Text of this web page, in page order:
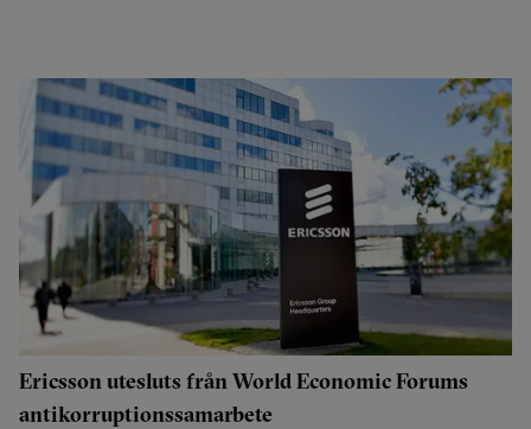
Ericsson utesluts från World Economic Forums
antikorruptionssamarbete